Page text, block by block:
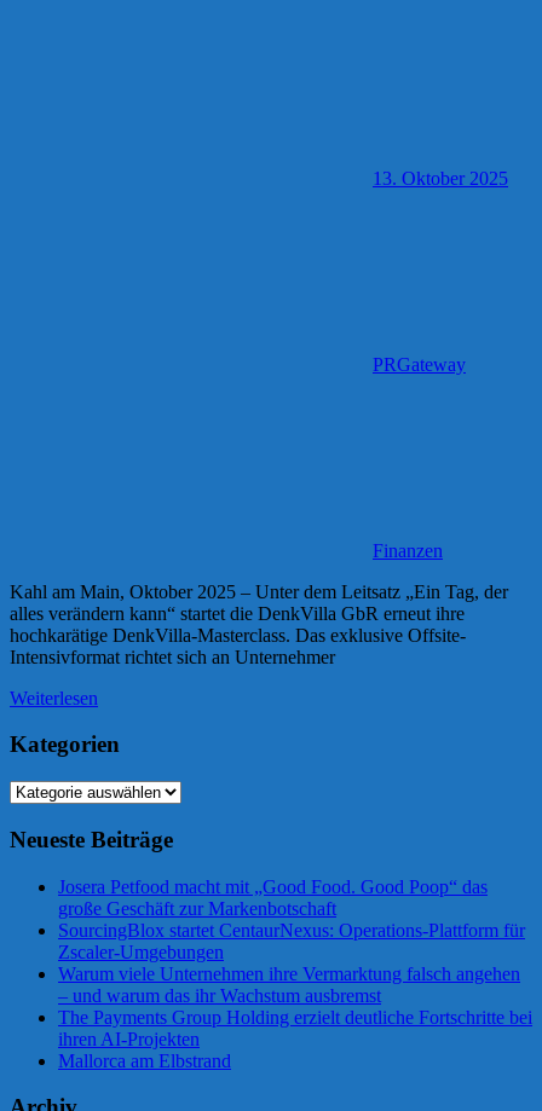
13. Oktober 2025
PRGateway
Finanzen
Kahl am Main, Oktober 2025 – Unter dem Leitsatz „Ein Tag, der
alles verändern kann“ startet die DenkVilla GbR erneut ihre
hochkarätige DenkVilla-Masterclass. Das exklusive Offsite-
Intensivformat richtet sich an Unternehmer
Weiterlesen
Kategorien
Kategorien
Neueste Beiträge
Josera Petfood macht mit „Good Food. Good Poop“ das
große Geschäft zur Markenbotschaft
SourcingBlox startet CentaurNexus: Operations-Plattform für
Zscaler-Umgebungen
Warum viele Unternehmen ihre Vermarktung falsch angehen
– und warum das ihr Wachstum ausbremst
The Payments Group Holding erzielt deutliche Fortschritte bei
ihren AI-Projekten
Mallorca am Elbstrand